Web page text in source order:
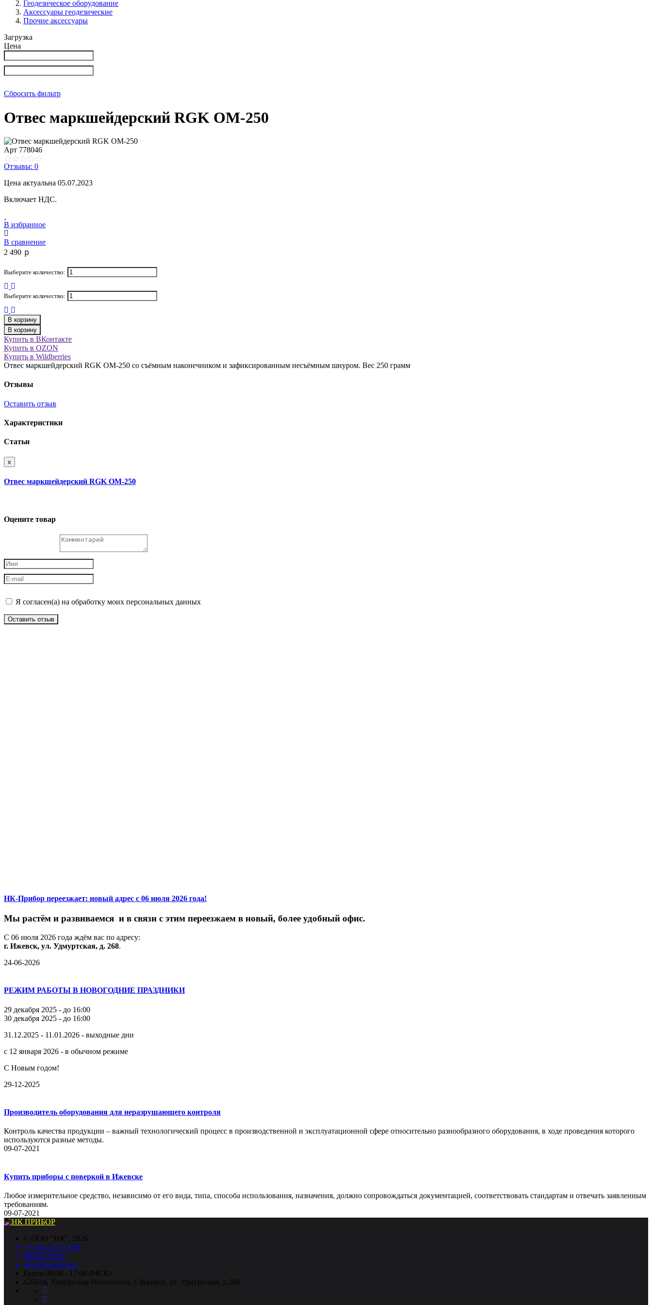
Геодезическое оборудование
Аксессуары геодезические
Прочие аксессуары
Загрузка
Цена
Сбросить фильтр
Отвес маркшейдерский RGK OM-250
Арт 778046
Отзывы: 0
Цена актуальна 05.07.2023
Включает НДС.
В избранное
В сравнение
2 490 p
Выберите количество:
Выберите количество:
В корзину
В корзину
Купить в ВКонтакте
Купить в OZON
Купить в Wildberries
Отвес маркшейдерский RGK OM-250 со съёмным наконечником и зафиксированным несъёмным шнуром. Вес 250 грамм
Отзывы
Оставить отзыв
Характеристики
Статьи
x
Отвес маркшейдерский RGK OM-250
Оцените товар
Я согласен(а) на обработку моих персональных данных
Оставить отзыв
НК-Прибор переезжает: новый адрес с 06 июля 2026 года!
Мы растём и развиваемся и в связи с этим переезжаем в новый, более удобный офис.
С 06 июля 2026 года ждём вас по адресу:
г. Ижевск, ул. Удмуртская, д. 268.
24-06-2026
РЕЖИМ РАБОТЫ В НОВОГОДНИЕ ПРАЗДНИКИ
29 декабря 2025 - до 16:00
30 декабря 2025 - до 16:00
31.12.2025 - 11.01.2026 - выходные дни
с 12 января 2026 - в обычном режиме
С Новым годом!
29-12-2025
Производитель оборудования для неразрушающего контроля
Контроль качества продукции – важный технологический процесс в производственной и эксплуатационной сфере относительно разнообразного оборудования, в ходе проведения которого
используются разные методы.
09-07-2021
Купить приборы с поверкой в Ижевске
Любое измерительное средство, независимо от его вида, типа, способа использования, назначения, должно сопровождаться документацией, соответствовать стандартам и отвечать заявленным
требованиям.
09-07-2021
© ООО "НК", 2026
+7 (3412) 277-001
88005118036
info@nkpribor.ru
Будни 08:00 - 17:00 (МСК)
426034, Удмуртская Республика, г. Ижевск, ул. Удмуртская, д.268